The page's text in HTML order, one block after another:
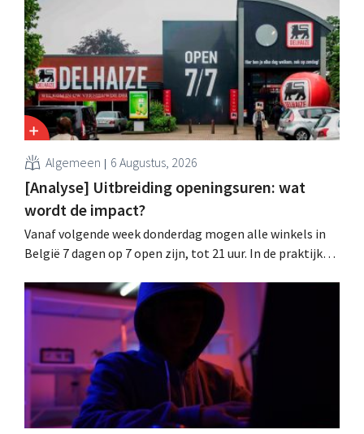
datalek. Financiële gegevens, gebruikersnamen en
wachtwoorden zijn niet getroffen.
Algemeen 6 Augustus, 2026
[Analyse] Uitbreiding openingsuren: wat
wordt de impact?
Vanaf volgende week donderdag mogen alle winkels in
België 7 dagen op 7 open zijn, tot 21 uur. In de praktijk
arbeidswetgeving een hinderpaal. Is er een gelijk
speelveld?